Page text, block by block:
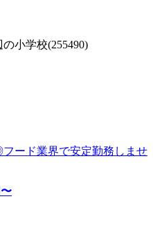
小学校(255490)
ード業界で安定勤務しませ